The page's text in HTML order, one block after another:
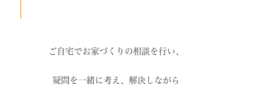
ご自宅でお家づくりの相談を行い、
疑問を一緒に考え、解決しながら